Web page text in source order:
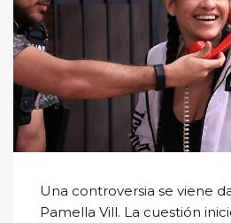
Una controversia se viene
Pamella Vill. La cuestión